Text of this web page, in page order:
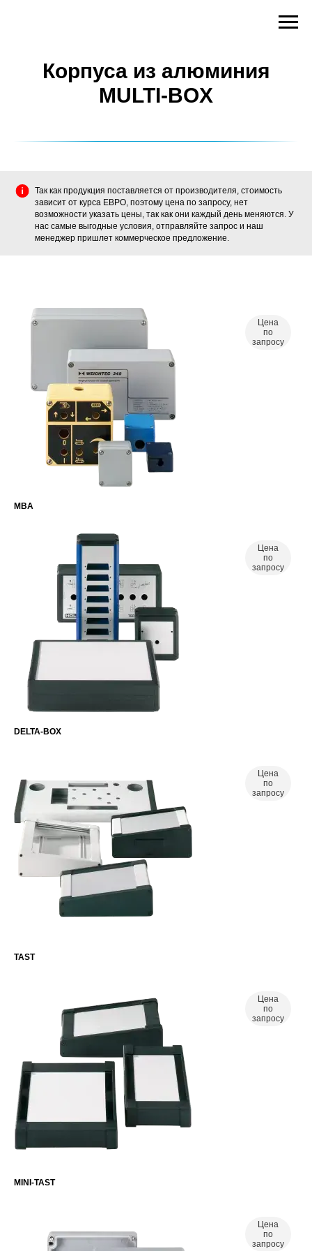
Корпуса из алюминия
MULTI-BOX
Так как продукция поставляется от производителя, стоимость
зависит от курса ЕВРО, поэтому цена по запросу, нет
возможности указать цены, так как они каждый день меняются. У
нас самые выгодные условия, отправляйте запрос и наш
менеджер пришлет коммерческое предложение.
Цена
по
запросу
MBA
Цена
по
запросу
DELTA-BOX
Цена
по
запросу
TAST
Цена
по
запросу
MINI-TAST
Цена
по
запросу